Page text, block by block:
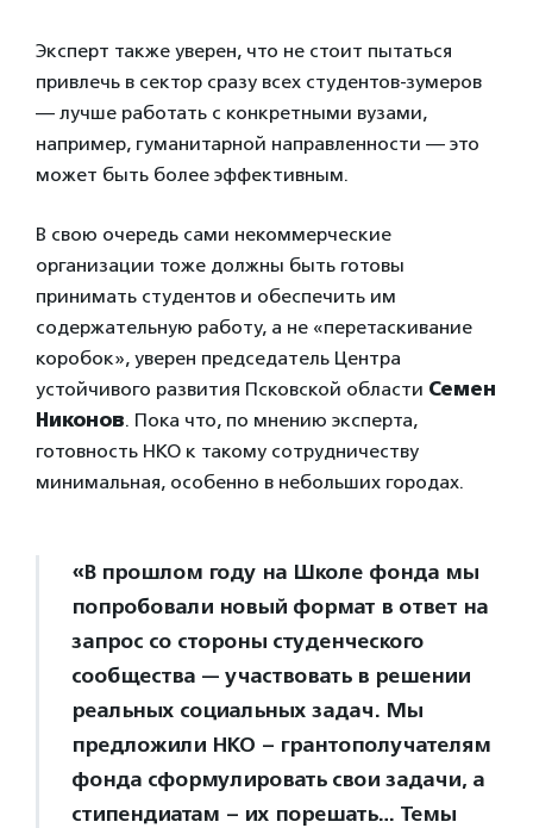
Эксперт также уверен, что не стоит пытаться
привлечь в сектор сразу всех студентов-зумеров
— лучше работать с конкретными вузами,
например, гуманитарной направленности — это
может быть более эффективным.
В свою очередь сами некоммерческие
организации тоже должны быть готовы
принимать студентов и обеспечить им
содержательную работу, а не «перетаскивание
коробок», уверен председатель Центра
устойчивого развития Псковской области Семен
Никонов. Пока что, по мнению эксперта,
готовность НКО к такому сотрудничеству
минимальная, особенно в небольших городах.
«В прошлом году на Школе фонда мы
попробовали новый формат в ответ на
запрос со стороны студенческого
сообщества — участвовать в решении
реальных социальных задач. Мы
предложили НКО – грантополучателям
фонда сформулировать свои задачи, а
стипендиатам – их порешать… Темы